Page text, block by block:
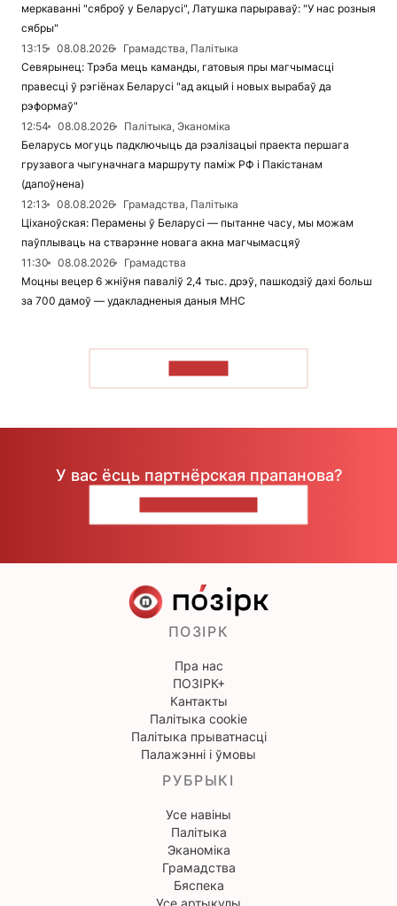
меркаванні "сяброў у Беларусі", Латушка парыраваў: "У нас розныя
сябры"
13:15
08.08.2026
Грамадства, Палітыка
Севярынец: Трэба мець каманды, гатовыя пры магчымасці
правесці ў рэгіёнах Беларусі "ад акцый і новых вырабаў да
рэформаў"
12:54
08.08.2026
Палітыка, Эканоміка
Беларусь могуць падключыць да рэалізацыі праекта першага
грузавога чыгуначнага маршруту паміж РФ і Пакістанам
(дапоўнена)
12:13
08.08.2026
Грамадства, Палітыка
Ціханоўская: Перамены ў Беларусі — пытанне часу, мы можам
паўплываць на стварэнне новага акна магчымасцяў
11:30
08.08.2026
Грамадства
Моцны вецер 6 жніўня паваліў 2,4 тыс. дрэў, пашкодзіў дахі больш
за 700 дамоў — удакладненыя даныя МНС
У вас ёсць партнёрская прапанова?
ПОЗІРК
Пра нас
ПОЗІРК+
Кантакты
Палітыка cookie
Палітыка прыватнасці
Палажэнні і ўмовы
РУБРЫКІ
Усе навіны
Палітыка
Эканоміка
Грамадства
Бяспека
Усе артыкулы